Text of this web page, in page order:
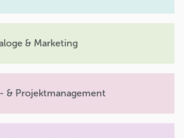
& Marketing
& Projektmanagement